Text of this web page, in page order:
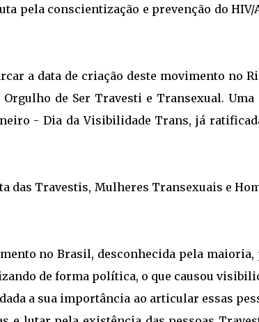
pela conscientização e prevenção do HIV/
a data de criação deste movimento no
de Ser Travesti e Transexual. Uma
- Dia da Visibilidade Trans, já
das Travestis, Mulheres Transexuais e
no Brasil, desconhecida pela maioria,
de forma política, o que causou
a sua importância ao articular essas